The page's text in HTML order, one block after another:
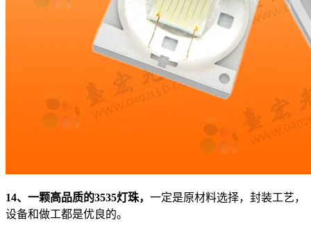
14、一颗高品质的3535灯珠， 一定是原材料选择，封装工艺，
设备和做工都是优良的。